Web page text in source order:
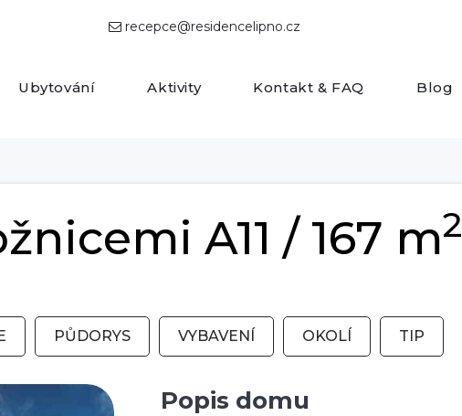
 recepce@residencelipno.cz
Ubytování Aktivity Kontakt & FAQ Blog
A11 / 167 m2
PŮDORYS VYBAVENÍ OKOLÍ TIP
Popis domu